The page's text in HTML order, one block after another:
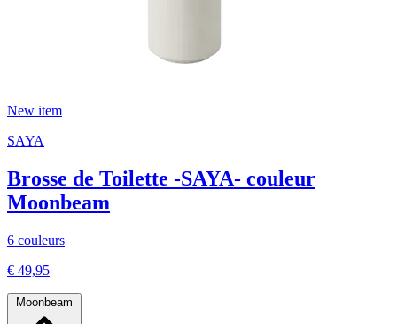
New item
SAYA
Brosse de Toilette -SAYA- couleur
Moonbeam
6 couleurs
€ 49,95
Moonbeam